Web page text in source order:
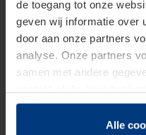
de toegang tot onze
geven wij informatie over
door aan onze partners
analyse. Onze partners
samen met andere
dienstverlening hebben
Juridisch zijn wij
Alle